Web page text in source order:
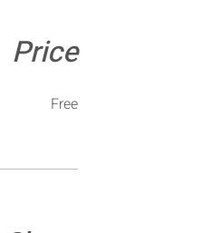
Price
Free